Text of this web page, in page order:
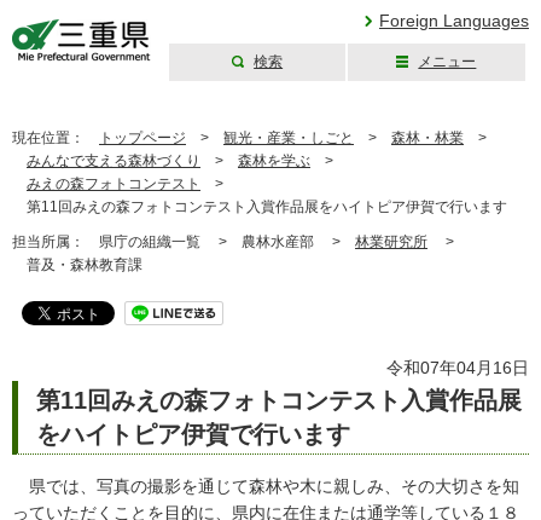
Foreign Languages
検索 メニュー
現在位置： トップページ > 観光・産業・しごと > 森林・林業 >
みんなで支える森林づくり
> 森林を学ぶ >
みえの森フォトコンテスト
>
第11回みえの森フォトコンテスト入賞作品展をハイトピア伊賀で行います
担当所属： 県庁の組織一覧 > 農林水産部 > 林業研究所 >
普及・森林教育課
令和07年04月16日
第11回みえの森フォトコンテスト入賞作品展
をハイトピア伊賀で行います
県では、写真の撮影を通じて森林や木に親しみ、その大切さを知
っていただくことを目的に、県内に在住または通学等している１８